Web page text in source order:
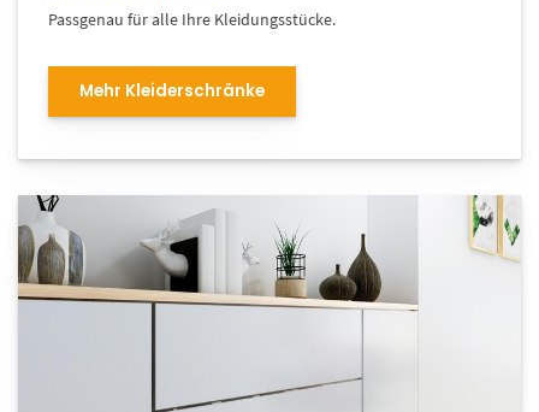
Passgenau für alle Ihre Kleidungsstücke.
Mehr Kleiderschränke